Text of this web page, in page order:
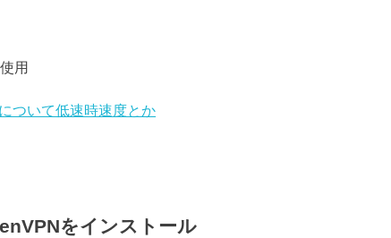
用
ついて低速時速度とか
をインストール